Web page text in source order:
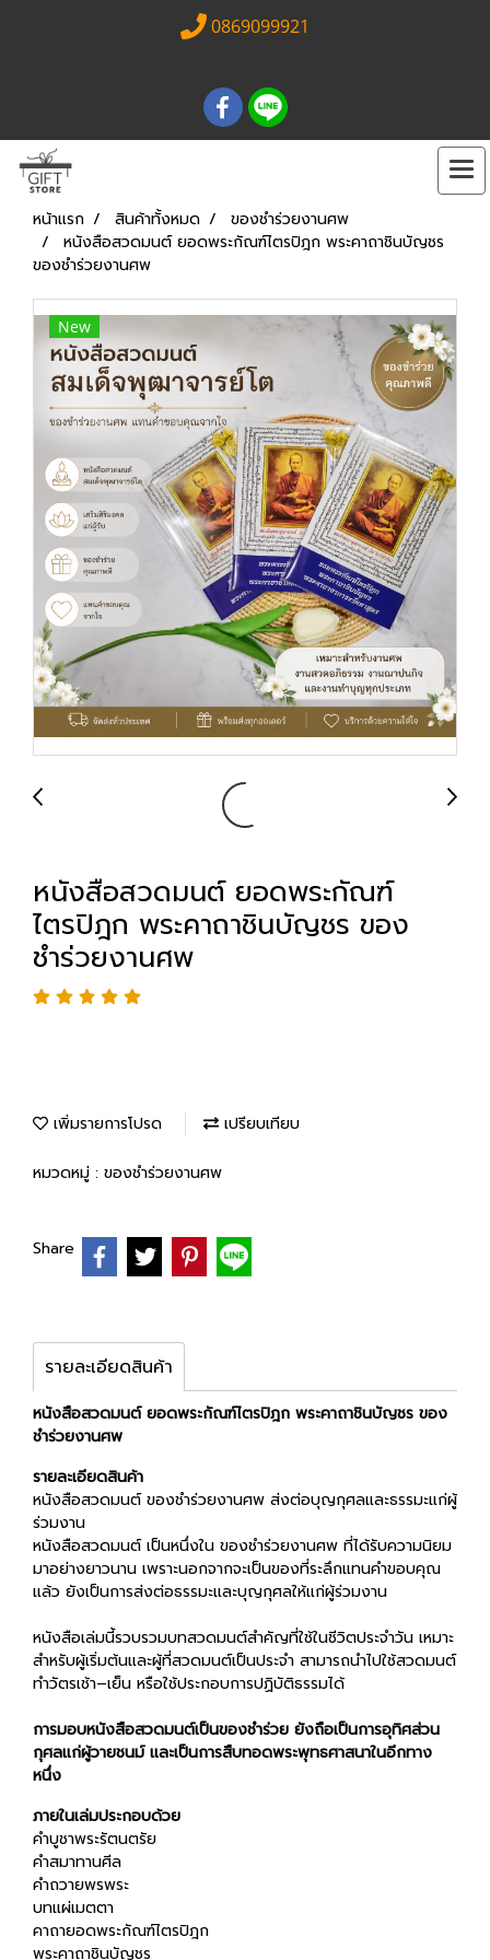
0869099921
หน้าแรก สินค้าทั้งหมด
ของชำร่วยงานศพ
หนังสือสวดมนต์ ยอดพระกัณฑ์ไตรปิฎก พระคาถาชินบัญชร
ของชำร่วยงานศพ
New
หนังสือสวดมนต์ ยอดพระกัณฑ์
ไตรปิฎก พระคาถาชินบัญชร ของ
ชำร่วยงานศพ
เพิ่มรายการโปรด เปรียบเทียบ
หมวดหมู่ : ของชำร่วยงานศพ
Share
รายละเอียดสินค้า
หนังสือสวดมนต์ ยอดพระกัณฑ์ไตรปิฎก พระคาถาชินบัญชร ของ
ชำร่วยงานศพ
รายละเอียดสินค้า
หนังสือสวดมนต์ ของชำร่วยงานศพ ส่งต่อบุญกุศลและธรรมะแก่ผู้
ร่วมงาน
หนังสือสวดมนต์ เป็นหนึ่งใน ของชำร่วยงานศพ ที่ได้รับความนิยม
มาอย่างยาวนาน เพราะนอกจากจะเป็นของที่ระลึกแทนคำขอบคุณ
แล้ว ยังเป็นการส่งต่อธรรมะและบุญกุศลให้แก่ผู้ร่วมงาน
หนังสือเล่มนี้รวบรวมบทสวดมนต์สำคัญที่ใช้ในชีวิตประจำวัน เหมาะ
สำหรับผู้เริ่มต้นและผู้ที่สวดมนต์เป็นประจำ สามารถนำไปใช้สวดมนต์
ทำวัตรเช้า–เย็น หรือใช้ประกอบการปฏิบัติธรรมได้
การมอบหนังสือสวดมนต์เป็นของชำร่วย ยังถือเป็นการอุทิศส่วน
กุศลแก่ผู้วายชนม์ และเป็นการสืบทอดพระพุทธศาสนาในอีกทาง
หนึ่ง
ภายในเล่มประกอบด้วย
คำบูชาพระรัตนตรัย
คำสมาทานศีล
คำถวายพรพระ
บทแผ่เมตตา
คาถายอดพระกัณฑ์ไตรปิฎก
พระคาถาชินบัญชร